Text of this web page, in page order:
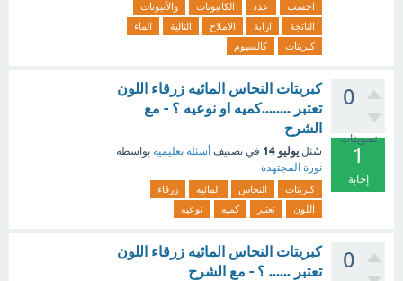
احسب عدد الكاتيونات
والآنيونات
الناتجة
ازابة الاملاح التالية
الماء
كبريتات
كالسيوم
0
تصويتات
1
إجابة
كبريتات النحاس المائيه زرقاء اللون
تعتبر ........كميه او نوعيه ؟ - مع
الشرح
سُئل يوليو 14 في تصنيف أسئلة تعليمية بواسطة
نورة المجتهدة
كبريتات النحاس المائيه
زرقاء
اللون
تعتبر كميه نوعيه
0
كبريتات النحاس المائيه زرقاء اللون
تعتبر ...... ؟ - مع الشرح